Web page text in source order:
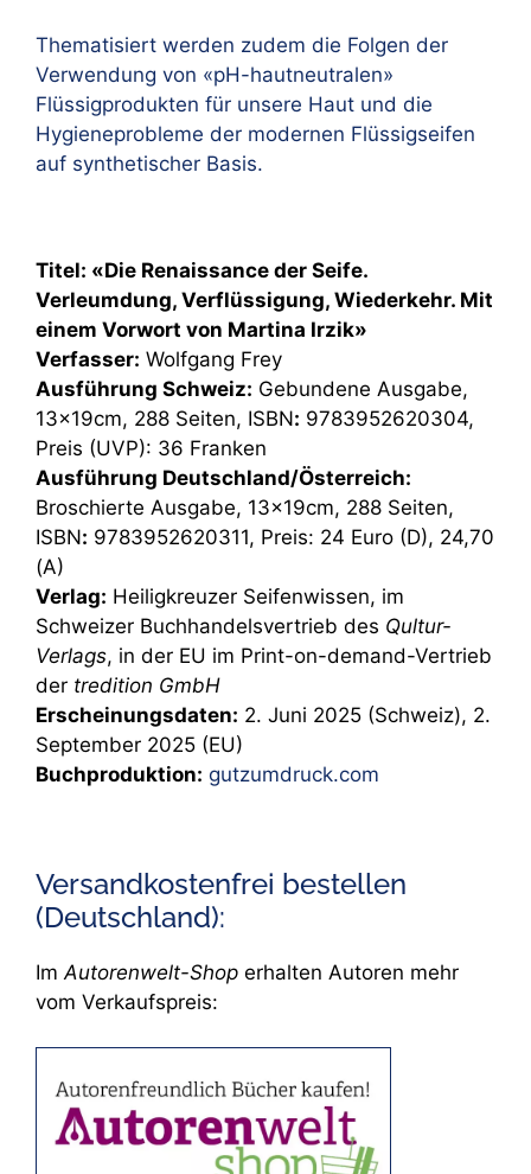
Thematisiert werden zudem die Folgen der
Verwendung von «pH-hautneutralen»
Flüssigprodukten für unsere Haut und die
Hygieneprobleme der modernen Flüssigseifen
auf synthetischer Basis.
Titel: «Die Renaissance der Seife.
Verleumdung, Verflüssigung, Wiederkehr. Mit
einem Vorwort von Martina Irzik»
Verfasser: Wolfgang Frey
Ausführung Schweiz: Gebundene Ausgabe,
13x19cm, 288 Seiten, ISBN: 9783952620304,
Preis (UVP): 36 Franken
Ausführung Deutschland/Österreich:
Broschierte Ausgabe, 13x19cm, 288 Seiten,
ISBN: 9783952620311, Preis: 24 Euro (D), 24,70
(A)
Verlag: Heiligkreuzer Seifenwissen, im
Schweizer Buchhandelsvertrieb des Qultur-
Verlags, in der EU im Print-on-demand-Vertrieb
der tredition GmbH
Erscheinungsdaten: 2. Juni 2025 (Schweiz), 2.
September 2025 (EU)
Buchproduktion: gutzumdruck.com
Versandkostenfrei bestellen
(Deutschland):
Im Autorenwelt-Shop erhalten Autoren mehr
vom Verkaufspreis: